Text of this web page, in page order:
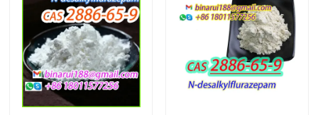
दैनिक रासायनिक कच्चे माल
अकार्बनिक रसायन कच्चा माल
ललित रासायनिक मध्यवर्ती